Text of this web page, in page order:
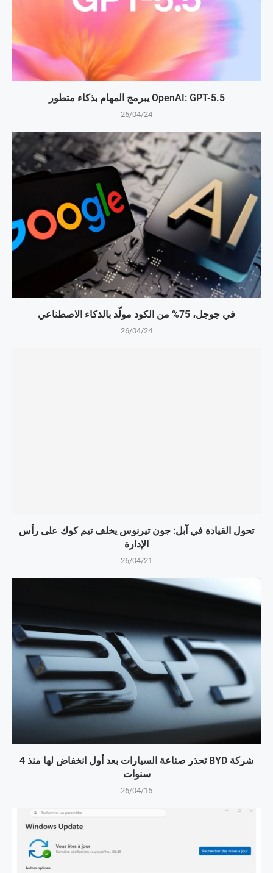
OpenAI: GPT-5.5 يبرمج المهام بذكاء متطور
26/04/24
في جوجل، 75% من الكود مولّد بالذكاء الاصطناعي
26/04/24
تحول القيادة في آبل: جون تيرنوس يخلف تيم كوك على رأس
الإدارة
26/04/21
شركة BYD تحذر صناعة السيارات بعد أول انخفاض لها منذ 4
سنوات
26/04/15